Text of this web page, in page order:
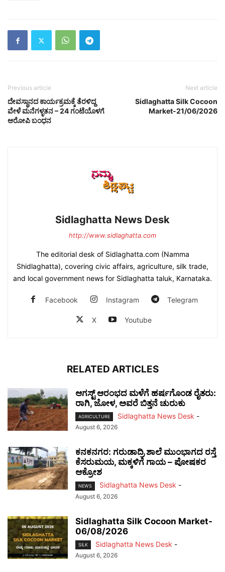
Previous article
ದೇವಸ್ಥಾನದ ಕಾರ್ಯಕ್ರಮಕ್ಕೆ ತೆರಳಿದ್ದ
ವೇಳೆ ಮನೆಗಳ್ಳತನ – 24 ಗಂಟೆಯೊಳಗೆ
ಆರೋಪಿ ಬಂಧನ
Next article
Sidlaghatta Silk Cocoon
Market-21/06/2026
Sidlaghatta News Desk
http://www.sidlaghatta.com
The editorial desk of Sidlaghatta.com (Namma
Shidlaghatta), covering civic affairs, agriculture, silk trade,
and local government news for Sidlaghatta taluk, Karnataka.
Facebook Instagram Telegram
X Youtube
RELATED ARTICLES
ಆಗಸ್ಟ್ ಆರಂಭದ ಮಳೆಗೆ ಹರ್ಷಗೊಂಡ ರೈತರು:
ರಾಗಿ, ಜೋಳ, ಅವರೆ ಬಿತ್ತನೆ ಚುರುಕು
AGRICULTURE Sidlaghatta News Desk -
August 6, 2026
ಕನಕನಗರ: ಗರುಡಾದ್ರಿ ಶಾಲೆ ಮುಂಭಾಗದ ರಸ್ತೆ
ಕೆಸರುಮಯ, ಮಕ್ಕಳಿಗೆ ಗಾಯ – ಪೋಷಕರ
ಆಕ್ರೋಶ
NEWS Sidlaghatta News Desk -
August 6, 2026
Sidlaghatta Silk Cocoon Market-
06/08/2026
SILK Sidlaghatta News Desk -
August 6, 2026